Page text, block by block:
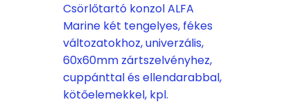
Csörlőtartó konzol ALFA
Marine két tengelyes, fékes
változatokhoz, univerzális,
60x60mm zártszelvényhez,
cuppánttal és ellendarabbal,
kötőelemekkel, kpl.